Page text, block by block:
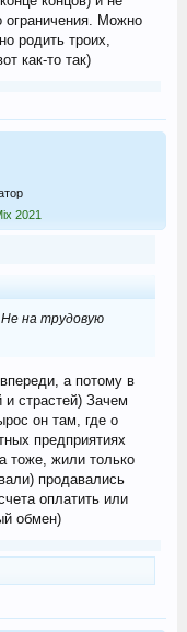
ограничения. Можно
родить троих,
как-то так)
2021
на трудовую
а потому в
страстей) Зачем
он там, где о
предприятиях
тоже, жили только
продавались
оплатить или
обмен)